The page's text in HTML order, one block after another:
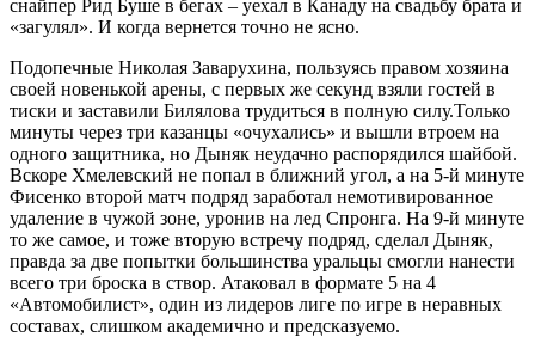
снайпер Рид Буше в бегах – уехал в Канаду на свадьбу брата и
«загулял». И когда вернется точно не ясно.
Подопечные Николая Заварухина, пользуясь правом хозяина
своей новенькой арены, с первых же секунд взяли гостей в
тиски и заставили Билялова трудиться в полную силу.Только
минуты через три казанцы «очухались» и вышли втроем на
одного защитника, но Дыняк неудачно распорядился шайбой.
Вскоре Хмелевский не попал в ближний угол, а на 5-й минуте
Фисенко второй матч подряд заработал немотивированное
удаление в чужой зоне, уронив на лед Спронга. На 9-й минуте
то же самое, и тоже вторую встречу подряд, сделал Дыняк,
правда за две попытки большинства уральцы смогли нанести
всего три броска в створ. Атаковал в формате 5 на 4
«Автомобилист», один из лидеров лиге по игре в неравных
составах, слишком академично и предсказуемо.